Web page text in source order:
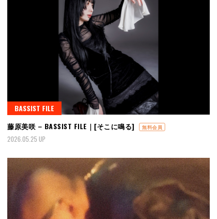
BASSIST FILE
藤原美咲 – BASSIST FILE｜[そこに鳴る]
無料会員
2026.05.25 UP